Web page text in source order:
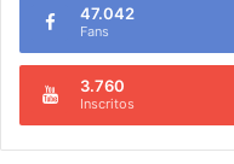
47.042
Fans
3.760
Inscritos